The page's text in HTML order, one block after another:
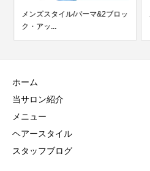
メンズスタイル/パーマ&2ブロッ
ク・アッ...
ホーム
当サロン紹介
メニュー
ヘアースタイル
スタッフブログ